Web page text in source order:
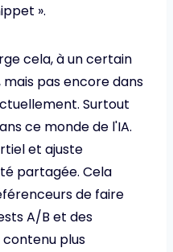
».
cela, à un certain
pas encore dans
Surtout
ce monde de l'IA.
et ajuste
partagée. Cela
de faire
A/B et des
plus